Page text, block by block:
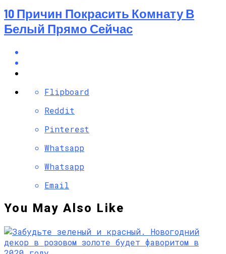
10 Причин Покрасить Комнату В
Белый Прямо Сейчас
Flipboard
Reddit
Pinterest
Whatsapp
Whatsapp
Email
You May Also Like